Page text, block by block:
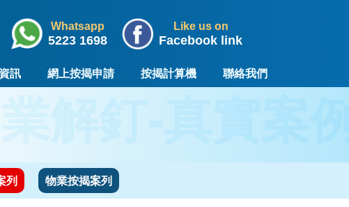
Whatsapp
5223 1698
Like us on
Facebook link
訊 網上按揭申請 按揭計算機 聯絡我們
解釘-真實案
列 物業按揭案列